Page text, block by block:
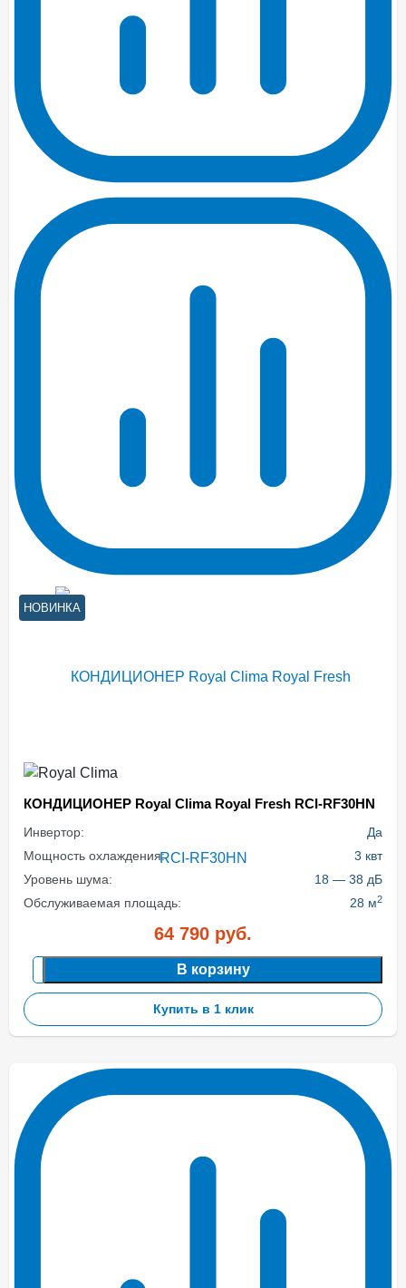
НОВИНКА
КОНДИЦИОНЕР Royal Clima Royal Fresh RCI-RF30HN
Инвертор:
Да
Мощность охлаждения:
3 квт
Уровень шума:
18 — 38 дБ
Обслуживаемая площадь:
28 м2
64 790 руб.
В корзину
Купить в 1 клик